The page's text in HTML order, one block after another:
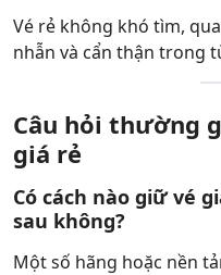
Vé rẻ không khó tìm,
nhẫn và cẩn thận trong
Câu hỏi thường
giá rẻ
Có cách nào giữ vé
sau không?
Một số hãng hoặc nền